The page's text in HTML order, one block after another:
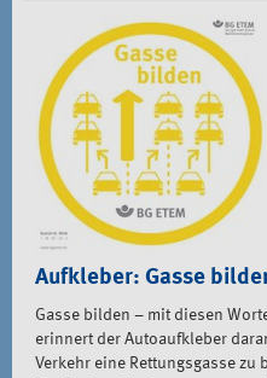
Aufkleber: Gasse
Gasse bilden – mit diesen
erinnert der Autoaufkleber
Verkehr eine Rettungsgasse